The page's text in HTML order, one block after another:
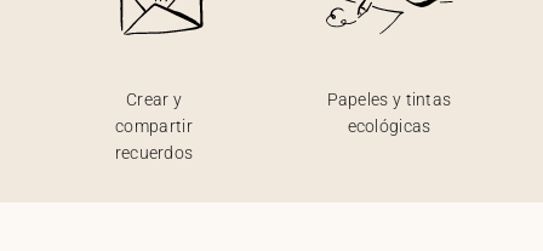
Crear y
compartir
recuerdos
Papeles y tintas
ecológicas